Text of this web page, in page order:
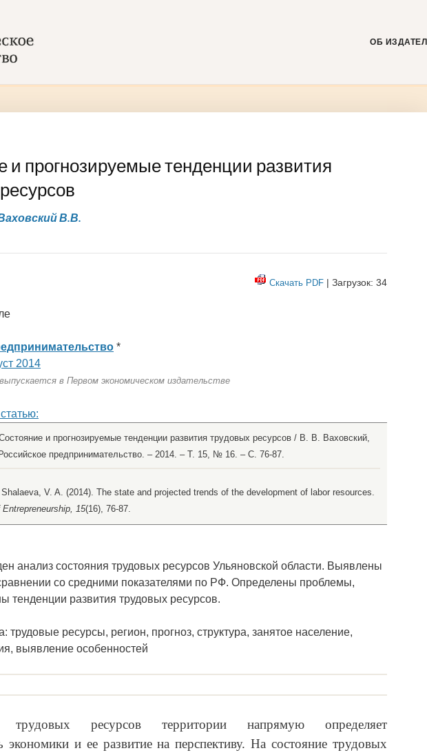
ОБ
и прогнозируемые тенденции развития
В.В.
Скачать PDF | Загрузок: 34
*
2014
в Первом экономическом издательстве
и прогнозируемые тенденции развития трудовых ресурсов / В. В. Ваховский,
предпринимательство. – 2014. – Т. 15, № 16. – С. 76-87.
V. A. (2014). The state and projected trends of the development of labor resources.
15(16), 76-87.
анализ состояния трудовых ресурсов Ульяновской области. Выявлены
со средними показателями по РФ. Определены проблемы,
тенденции развития трудовых ресурсов.
трудовые ресурсы, регион, прогноз, структура, занятое население,
выявление особенностей
трудовых ресурсов территории напрямую определяет
экономики и ее развитие на перспективу. На состояние трудовых